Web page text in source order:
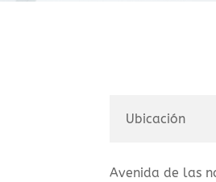
Ubicación
Avenida de las